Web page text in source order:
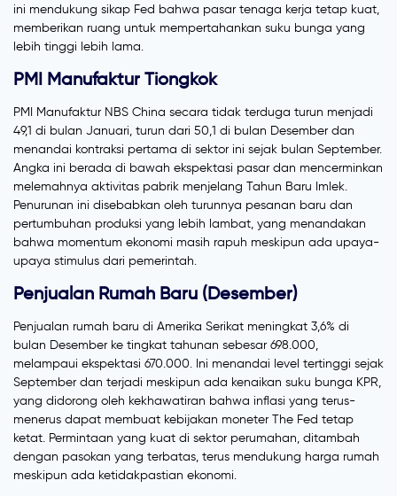
ini mendukung sikap Fed bahwa pasar tenaga kerja tetap kuat,
memberikan ruang untuk mempertahankan suku bunga yang
lebih tinggi lebih lama.
PMI Manufaktur Tiongkok
PMI Manufaktur NBS China secara tidak terduga turun menjadi
49,1 di bulan Januari, turun dari 50,1 di bulan Desember dan
menandai kontraksi pertama di sektor ini sejak bulan September.
Angka ini berada di bawah ekspektasi pasar dan mencerminkan
melemahnya aktivitas pabrik menjelang Tahun Baru Imlek.
Penurunan ini disebabkan oleh turunnya pesanan baru dan
pertumbuhan produksi yang lebih lambat, yang menandakan
bahwa momentum ekonomi masih rapuh meskipun ada upaya-
upaya stimulus dari pemerintah.
Penjualan Rumah Baru (Desember)
Penjualan rumah baru di Amerika Serikat meningkat 3,6% di
bulan Desember ke tingkat tahunan sebesar 698.000,
melampaui ekspektasi 670.000. Ini menandai level tertinggi sejak
September dan terjadi meskipun ada kenaikan suku bunga KPR,
yang didorong oleh kekhawatiran bahwa inflasi yang terus-
menerus dapat membuat kebijakan moneter The Fed tetap
ketat. Permintaan yang kuat di sektor perumahan, ditambah
dengan pasokan yang terbatas, terus mendukung harga rumah
meskipun ada ketidakpastian ekonomi.